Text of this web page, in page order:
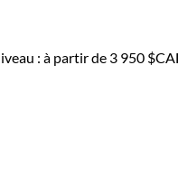
: à partir de 3 950